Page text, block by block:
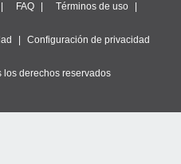
FAQ Términos de uso
Configuración de privacidad
derechos reservados